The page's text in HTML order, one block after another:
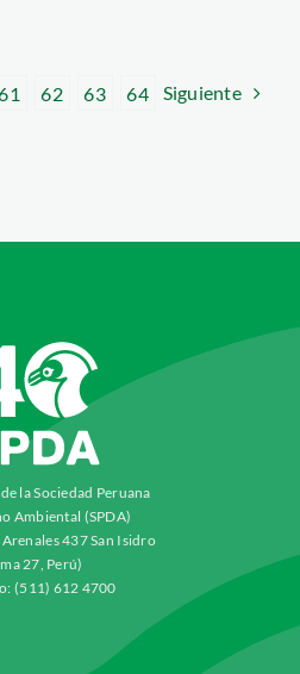
62 63 64 Siguiente
la Sociedad Peruana
Ambiental (SPDA)
437 San Isidro
27, Perú)
(511) 612 4700